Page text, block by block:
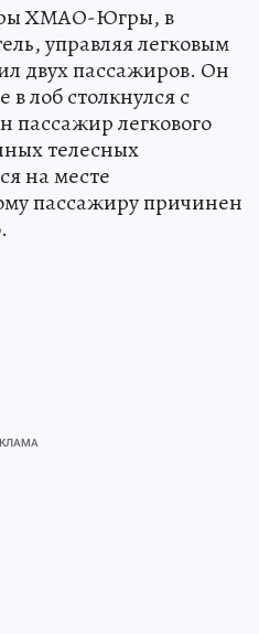
ХМАО-Югры, в
управляя легковым
двух пассажиров. Он
в лоб столкнулся с
легкового
телесных
на месте
пассажиру причинен